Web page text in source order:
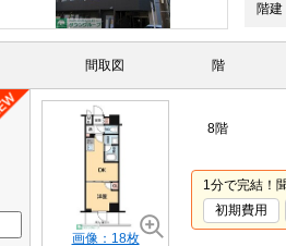
階建
間取図 階
画像：18枚
8階
1分で完結！
初期費用